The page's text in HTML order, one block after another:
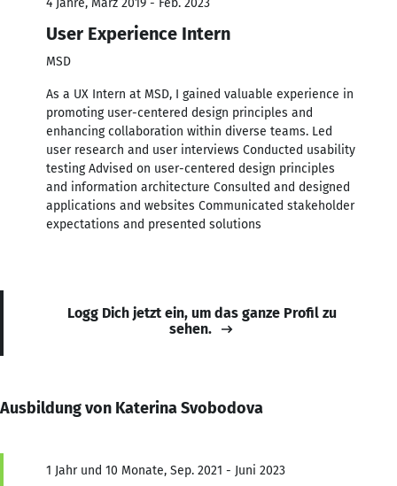
User Experience Intern
MSD
As a UX Intern at MSD, I gained valuable experience in
promoting user-centered design principles and
enhancing collaboration within diverse teams. Led
user research and user interviews Conducted usability
testing Advised on user-centered design principles
and information architecture Consulted and designed
applications and websites Communicated stakeholder
expectations and presented solutions
Logg Dich jetzt ein, um das ganze Profil zu
sehen.
Ausbildung von Katerina Svobodova
1 Jahr und 10 Monate, Sep. 2021 - Juni 2023